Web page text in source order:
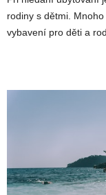
rodiny s dětmi.
vybavení pro děti a